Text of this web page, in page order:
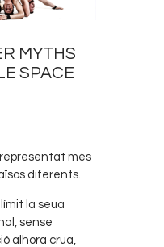
MYTHS
SPACE
més
diferents.
la seua
sense
alhora crua,